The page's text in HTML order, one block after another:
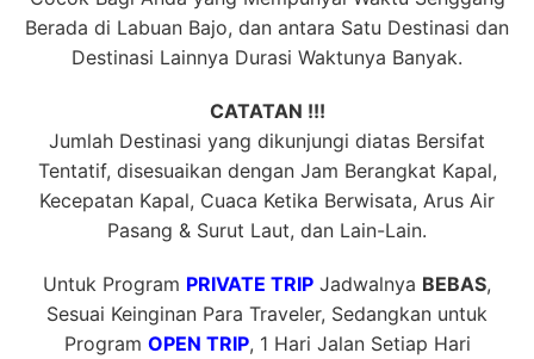
Berada di Labuan Bajo, dan antara Satu Destinasi dan
Destinasi Lainnya Durasi Waktunya Banyak.
CATATAN !!!
Jumlah Destinasi yang dikunjungi diatas Bersifat
Tentatif, disesuaikan dengan Jam Berangkat Kapal,
Kecepatan Kapal, Cuaca Ketika Berwisata, Arus Air
Pasang & Surut Laut, dan Lain-Lain.
Untuk Program PRIVATE TRIP Jadwalnya BEBAS,
Sesuai Keinginan Para Traveler, Sedangkan untuk
Program OPEN TRIP, 1 Hari Jalan Setiap Hari